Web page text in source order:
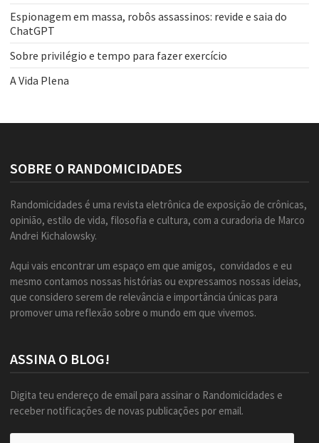
Espionagem em massa, robôs assassinos: revide e saia do
ChatGPT
Sobre privilégio e tempo para fazer exercício
A Vida Plena
SOBRE O RANDOMICIDADES
Randomicidades é uma revista eletrônica de exposição de crônicas,
opinião, estilo de vida, filosofia e cultura, com a curadoria de Marco
Andrei Kichalowsky.
Aqui vais encontrar um espaço em que amigos, convidados e eu
mesmo contamos nossas histórias ou expressamos nossas ideias,
que considero serem de relevância e importância únicas para
promover uma reflexão sobre o mundo em que vivemos.
ASSINA O BLOG!
Digita teu endereço de email para assinar o Randomicidades e
receber notificações de novas publicações por email.